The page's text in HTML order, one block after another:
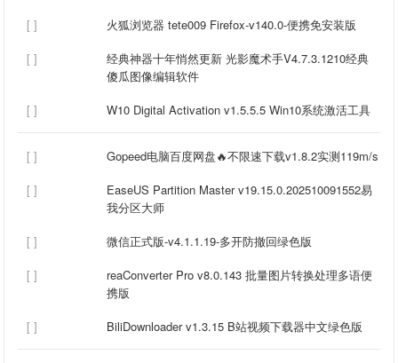
[ ]
火狐浏览器 tete009 Firefox-v140.0-便携免安装版
[ ]
经典神器十年悄然更新 光影魔术手V4.7.3.1210经典
傻瓜图像编辑软件
[ ]
W10 Digital Activation v1.5.5.5 Win10系统激活工具
[ ]
Gopeed电脑百度网盘🔥不限速下载v1.8.2实测119m/s
[ ]
EaseUS Partition Master v19.15.0.202510091552易
我分区大师
[ ]
微信正式版-v4.1.1.19-多开防撤回绿色版
[ ]
reaConverter Pro v8.0.143 批量图片转换处理多语便
携版
[ ]
BiliDownloader v1.3.15 B站视频下载器中文绿色版